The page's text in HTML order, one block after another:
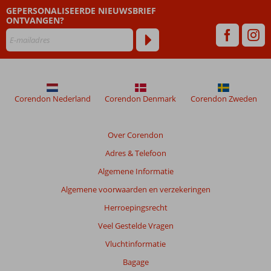
meer
weergegeven
om
de
getoonde
beoordelingen
beoordelingen.
GEPERSONALISEERDE NIEUWSBRIEF
ONTVANGEN?
Over Corendon
Adres & Telefoon
Algemene Informatie
Algemene voorwaarden en verzekeringen
Herroepingsrecht
Veel Gestelde Vragen
Vluchtinformatie
Bagage
Corendon Nederland Corendon Denmark Corendon Zweden